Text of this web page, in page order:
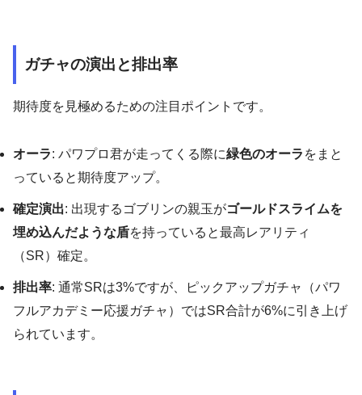
ガチャの演出と排出率
期待度を見極めるための注目ポイントです。
オーラ: パワプロ君が走ってくる際に緑色のオーラ をまと
っていると期待度アップ。
確定演出: 出現するゴブリンの親玉がゴールドスライムを
埋め込んだような盾を持っていると最高レアリティ
（SR）確定。
排出率: 通常SRは3%ですが、ピックアップガチャ（パワ
フルアカデミー応援ガチャ）ではSR合計が6%に引き上げ
られています。